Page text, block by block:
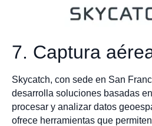
7. Captura
Skycatch, con sede en San
desarrolla soluciones basadas
procesar y analizar datos
ofrece herramientas que